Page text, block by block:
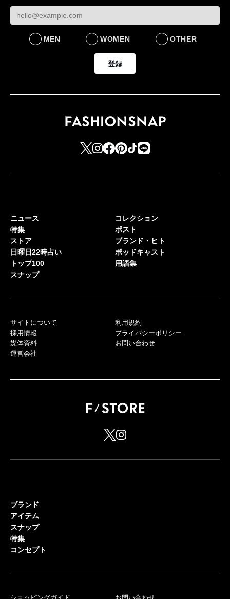
FASHION LIFESTYLE
MEN WOMEN OTHER
登録
ニュース
特集
ストア
日曜日22時占い
トップ100
スナップ
コレクション
ポスト
ブランド・ヒト
ポッドキャスト
用語集
サイトについて
採用情報
媒体資料
運営会社
利用規約
プライバシーポリシー
お問い合わせ
ブランド
アイテム
スナップ
特集
コンセプト